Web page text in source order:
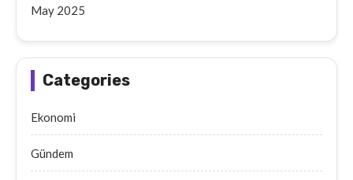
May 2025
Categories
Ekonomi
Gündem